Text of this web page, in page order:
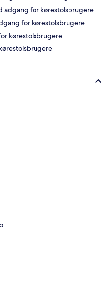
adgang for kørestolsbrugere
for kørestolsbrugere
kørestolsbrugere